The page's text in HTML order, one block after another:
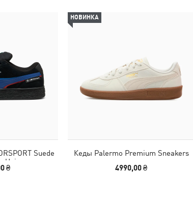
Suede
Unisex
₴
НОВИНКА
Кеды Palermo Premium Sneakers
4990,00 ₴